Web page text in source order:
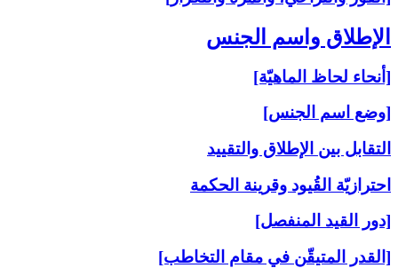
الإطلاق واسم الجنس‏
[أنحاء لحاظ الماهيّة]
[وضع اسم الجنس]
التقابل بين الإطلاق والتقييد
احترازيّة القُيود وقرينة الحكمة
[دور القيد المنفصل]
[القدر المتيقّن في مقام التخاطب]